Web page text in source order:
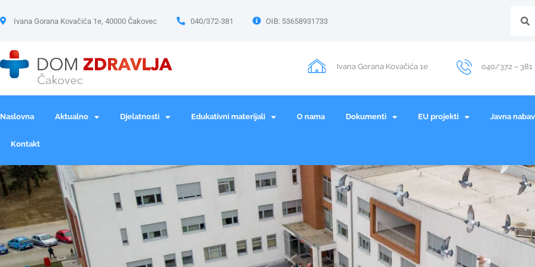
Ivana Gorana Kovačića 1e, 40000 Čakovec 040/372-381 OIB: 53658931733
Ivana Gorana Kovačića 1e 040/372 – 381
Naslovna Aktualno Djelatnosti Edukativni materijali O nama Dokumenti EU projekti Javna
Kontakt